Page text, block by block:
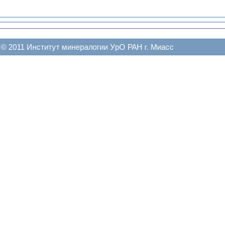
© 2011 Институт минералогии УрО РАН г. Миасс